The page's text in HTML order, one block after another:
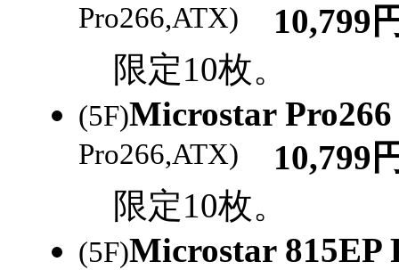
Pro266,ATX) 10,799
限定10枚。
(5F)Microstar Pro266
Pro266,ATX) 10,799
限定10枚。
(5F)Microstar 815EP